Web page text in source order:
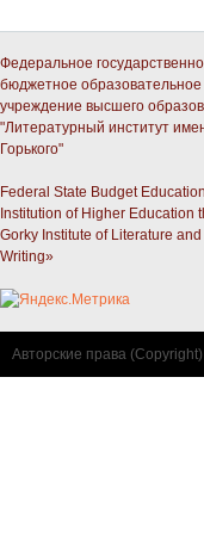
Федеральное
бюджетное образовательное
учреждение высшего
"Литературный институт
Горького"
Federal State Budget
Institution of Higher Education
Gorky Institute of Literature
Writing»
Авторские права